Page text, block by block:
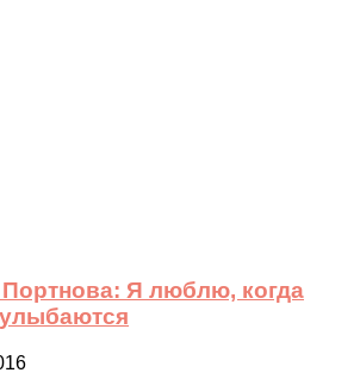
Я люблю, когда